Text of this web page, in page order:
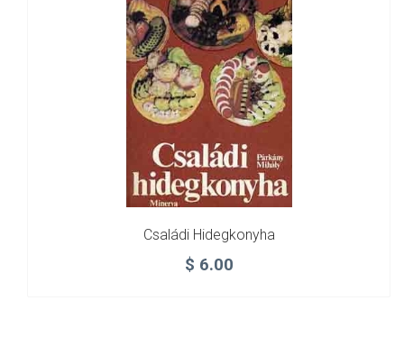
Családi Hidegkonyha
$ 6.00